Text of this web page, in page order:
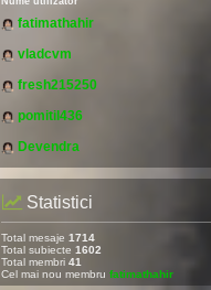
fatimathahir
vladcvm
fresh215250
pomitil436
Devendra
Statistici
Total mesaje 1714
Total subiecte 1602
Total membri 41
Cel mai nou membru fatimathahir